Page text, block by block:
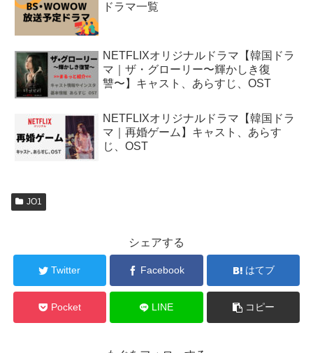
ドラマ一覧
NETFLIXオリジナルドラマ【韓国ドラ
マ｜ザ・グローリー〜輝かしき復
讐〜】キャスト、あらすじ、OST
NETFLIXオリジナルドラマ【韓国ドラ
マ｜再婚ゲーム】キャスト、あらす
じ、OST
JO1
シェアする
Twitter Facebook はてブ
Pocket LINE コピー